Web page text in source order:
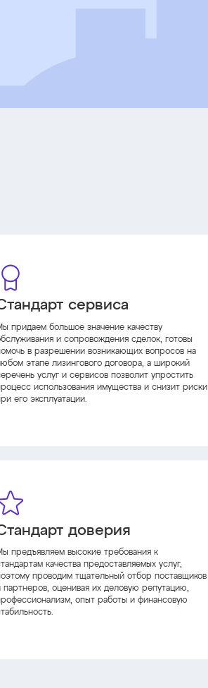
сервиса
придаем большое значение качеству
и сопровождения сделок, готовы
в разрешении возникающих вопросов на
этапе лизингового договора, а широкий
услуг и сервисов позволит упростить
использования имущества и снизит риски
его эксплуатации.
доверия
предъявляем высокие требования к
качества предоставляемых услуг,
проводим тщательный отбор поставщиков
партнеров, оценивая их деловую репутацию,
опыт работы и финансовую